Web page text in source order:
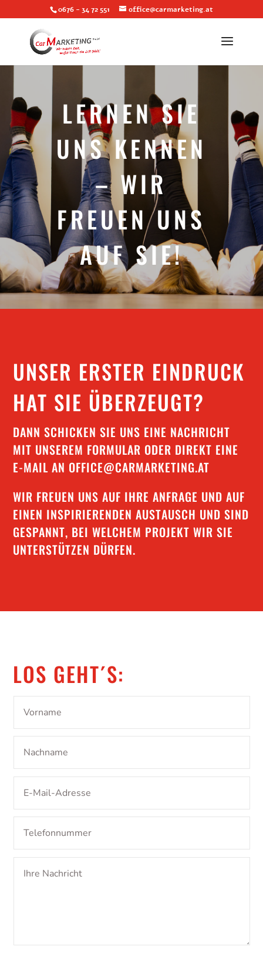
0676 - 34 72 551 office@carmarketing.at
LERNEN SIE
UNS KENNEN
– WIR
FREUEN UNS
AUF SIE!
;
UNSER ERSTER EINDRUCK
HAT SIE ÜBERZEUGT?
DANN SCHICKEN SIE UNS EINE NACHRICHT
MIT UNSEREM FORMULAR ODER DIREKT EINE
E-MAIL AN OFFICE@CARMARKETING.AT
WIR FREUEN UNS AUF IHRE ANFRAGE UND AUF
EINEN INSPIRIERENDEN AUSTAUSCH UND SIND
GESPANNT, BEI WELCHEM PROJEKT WIR SIE
UNTERSTÜTZEN DÜRFEN.
LOS GEHT´S: